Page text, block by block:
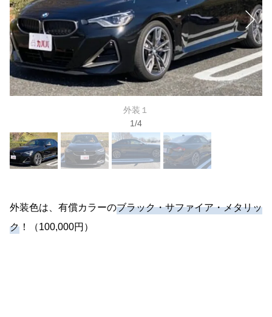
外装１
1/4
外装色は、有償カラーのブラック・サファイア・メタリッ
ク ！（100,000円）